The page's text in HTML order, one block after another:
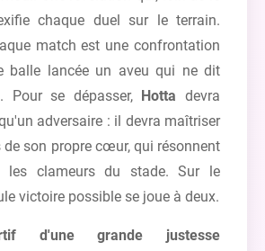
chaque duel sur le terrain.
match est une confrontation
balle lancée un aveu qui ne dit
Pour se dépasser, Hotta devra
adversaire : il devra maîtriser
de son propre cœur, qui résonnent
clameurs du stade. Sur le
victoire possible se joue à deux.
d'une grande justesse